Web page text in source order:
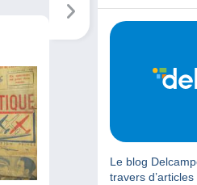
Le blog
travers d’articles